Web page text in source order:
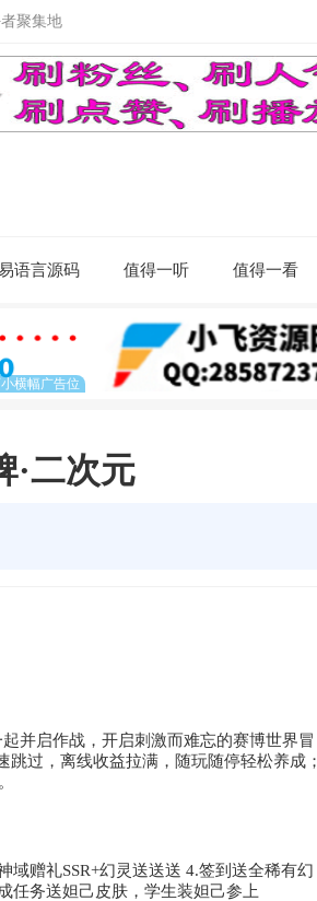
聚集地
语言源码 值得一听 值得一看
·二次元
并启作战，开启刺激而难忘的赛博世界冒
过，离线收益拉满，随玩随停轻松养成；
域赠礼SSR+幻灵送送送 4.签到送全稀有幻
任务送妲己皮肤，学生装妲己参上